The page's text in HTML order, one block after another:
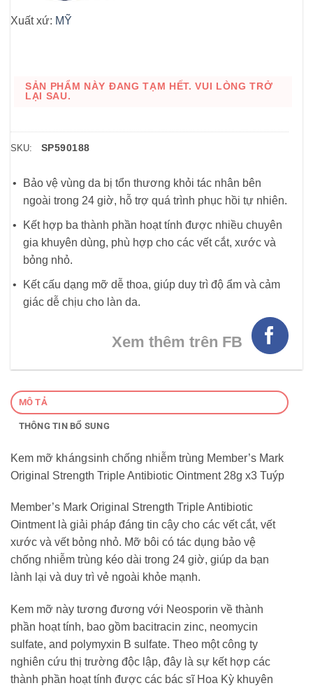
Xuất xứ: MỸ
SẢN PHẨM NÀY ĐANG TẠM HẾT. VUI LÒNG TRỞ
LẠI SAU.
SKU: SP590188
Bảo vệ vùng da bị tổn thương khỏi tác nhân bên
ngoài trong 24 giờ, hỗ trợ quá trình phục hồi tự nhiên.
Kết hợp ba thành phần hoạt tính được nhiều chuyên
gia khuyên dùng, phù hợp cho các vết cắt, xước và
bỏng nhỏ.
Kết cấu dạng mỡ dễ thoa, giúp duy trì độ ẩm và cảm
giác dễ chịu cho làn da.
Xem thêm trên FB
MÔ TẢ
THÔNG TIN BỔ SUNG
Kem mỡ kh áng sinh chống nhiễm trùng Member’s Mark
Original Strength Triple Antibiotic Ointment 28g x3 Tuýp
Member’s Mark Original Strength Triple Antibiotic
Ointment là giải pháp đáng tin cậy cho các vết cắt, vết
xước và vết bỏng nhỏ. Mỡ bôi có tác dụng bảo vệ
chống nhiễm trùng kéo dài trong 24 giờ, giúp da bạn
lành lại và duy trì vẻ ngoài khỏe mạnh.
Kem mỡ này tương đương với Neosporin về thành
phần hoạt tính, bao gồm bacitracin zinc, neomycin
sulfate, and polymyxin B sulfate. Theo một công ty
nghiên cứu thị trường độc lập, đây là sự kết hợp các
thành phần hoạt tính được các bác sĩ Hoa Kỳ khuyên